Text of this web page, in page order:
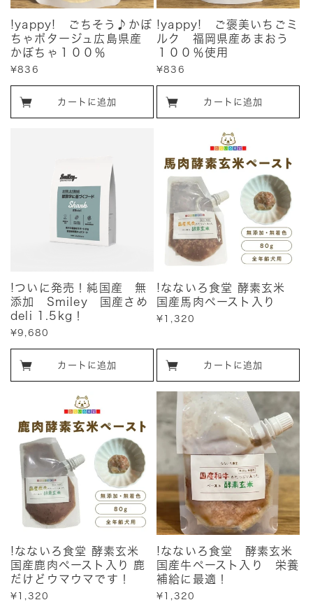
!yappy! ごちそう♪かぼ
ちゃポタージュ広島県産
かぼちゃ１００％
販
価
¥836
カートに追加
!yappy! ご褒美いちごミ
ルク 福岡県産あまおう
１００％使用
販
価
¥836
カートに追加
!ついに発売！純国産 無
添加 Smiley 国産さめ
deli 1.5kg！
販
価
¥9,680
カートに追加
!なないろ食堂 酵素玄米
国産馬肉ペースト入り
販
格
¥1,320
カートに追加
!なないろ食堂 酵素玄米
国産鹿肉ペースト入り 鹿
だけどウマウマです！
販
¥1,320
!なないろ食堂 酵素玄米
国産牛ペースト入り 栄養
補給に最適！
販
¥1,320